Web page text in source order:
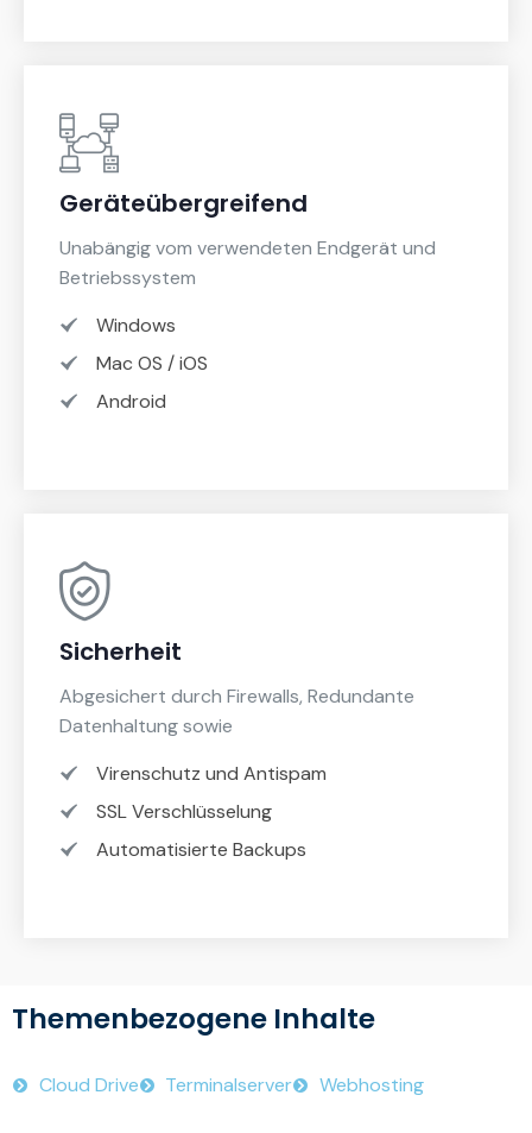
Geräteübergreifend
Unabängig vom verwendeten Endgerät und
Betriebssystem
Windows
Mac OS / iOS
Android
Sicherheit
Abgesichert durch Firewalls, Redundante
Datenhaltung sowie
Virenschutz und Antispam
SSL Verschlüsselung
Automatisierte Backups
Themenbezogene Inhalte
Cloud Drive Terminalserver Webhosting